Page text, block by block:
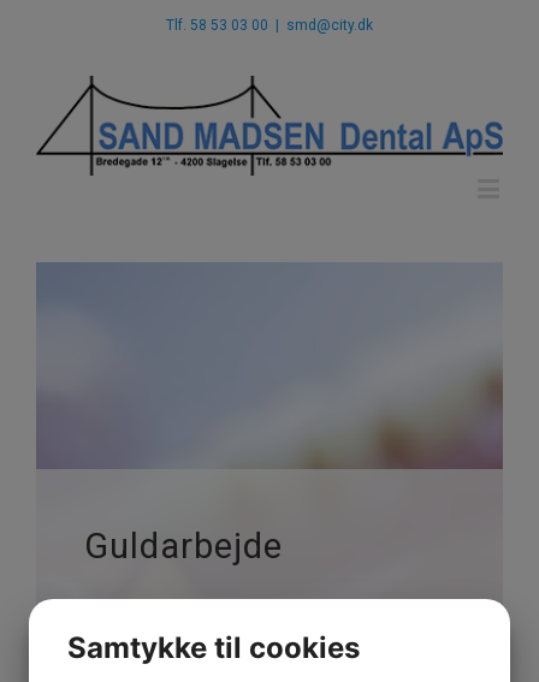
Tlf. 58 53 03 00 smd@city.dk
Guldarbejde
Samtykke til cookies